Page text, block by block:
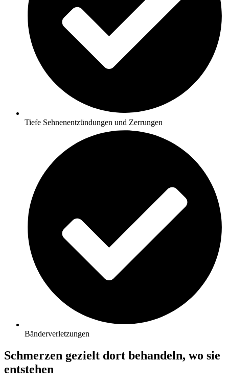
Tiefe Sehnenentzündungen und Zerrungen
Bänderverletzungen
Schmerzen gezielt dort behandeln, wo sie
entstehen